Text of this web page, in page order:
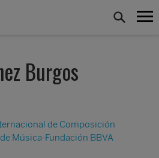
Burgos
de Composición
Música-Fundación BBVA